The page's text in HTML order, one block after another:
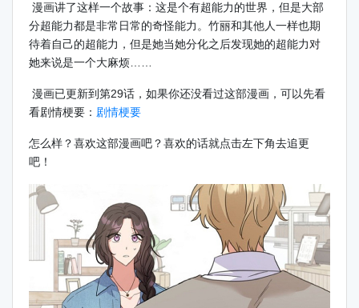
漫画讲了这样一个故事：这是个有超能力的世界，但是大部
分超能力都是非常日常的奇怪能力。竹丽和其他人一样也期
待着自己的超能力，但是她当她分化之后发现她的超能力对
她来说是一个大麻烦……
漫画已更新到第29话，如果你还没看过这部漫画，可以先看
看剧情梗要： 剧情梗要
怎么样？喜欢这部漫画吧？喜欢的话就点击左下角去追更
吧！